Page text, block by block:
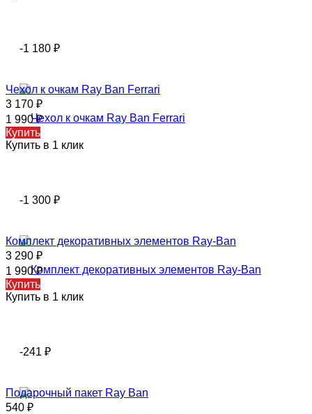
-1 180 ₽
Чехол к очкам Ray Ban Ferrari
3 170 ₽
1 990₽
Купить
Купить в 1 клик
-1 300 ₽
Комплект декоративных элементов Ray-Ban
3 290 ₽
1 990₽
Купить
Купить в 1 клик
-241 ₽
Подарочный пакет Ray Ban
540 ₽